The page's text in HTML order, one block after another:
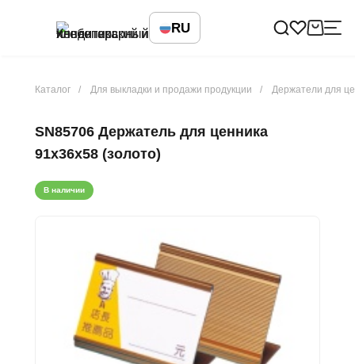
RU
Каталог Для выкладки и продажи продукции Держатели для
SN85706 Держатель для ценника
91х36х58 (золото)
В наличии